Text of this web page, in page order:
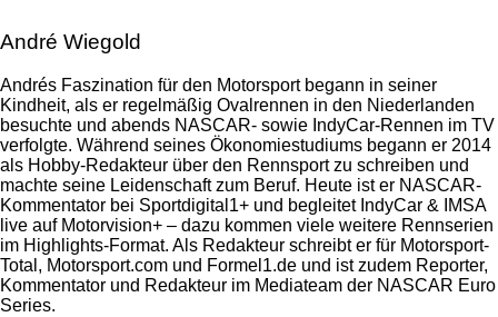
André Wiegold
Andrés Faszination für den Motorsport begann in seiner
Kindheit, als er regelmäßig Ovalrennen in den Niederlanden
besuchte und abends NASCAR- sowie IndyCar-Rennen im TV
verfolgte. Während seines Ökonomiestudiums begann er 2014
als Hobby-Redakteur über den Rennsport zu schreiben und
machte seine Leidenschaft zum Beruf. Heute ist er NASCAR-
Kommentator bei Sportdigital1+ und begleitet IndyCar & IMSA
live auf Motorvision+ – dazu kommen viele weitere Rennserien
im Highlights-Format. Als Redakteur schreibt er für Motorsport-
Total, Motorsport.com und Formel1.de und ist zudem Reporter,
Kommentator und Redakteur im Mediateam der NASCAR Euro
Series.